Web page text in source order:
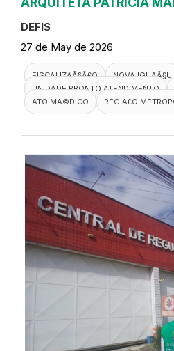
DEFIS
27 de May de 2026
FISCALIZAÃ§Ã£O
NOVA IGUAÃ§U
UNIDADE PRONTO ATENDIMENTO
ATO MÃ©DICO
REGIÃ£O